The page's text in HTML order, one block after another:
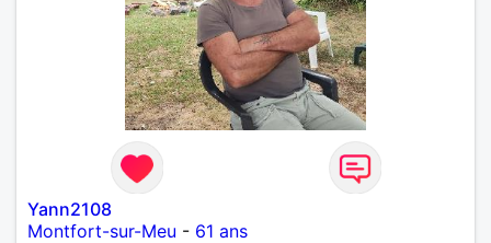
Yann2108
Montfort-sur-Meu - 61 ans